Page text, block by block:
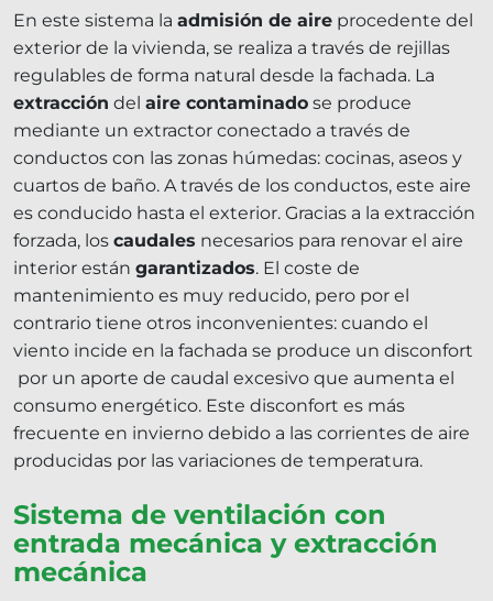
En este sistema la admisión de aire procedente del
exterior de la vivienda, se realiza a través de rejillas
regulables de forma natural desde la fachada. La
extracción del aire contaminado se produce
mediante un extractor conectado a través de
conductos con las zonas húmedas: cocinas, aseos y
cuartos de baño. A través de los conductos, este aire
es conducido hasta el exterior. Gracias a la extracción
forzada, los caudales necesarios para renovar el aire
interior están garantizados. El coste de
mantenimiento es muy reducido, pero por el
contrario tiene otros inconvenientes: cuando el
viento incide en la fachada se produce un disconfort
por un aporte de caudal excesivo que aumenta el
consumo energético. Este disconfort es más
frecuente en invierno debido a las corrientes de aire
producidas por las variaciones de temperatura.
Sistema de ventilación con
entrada mecánica y extracción
mecánica